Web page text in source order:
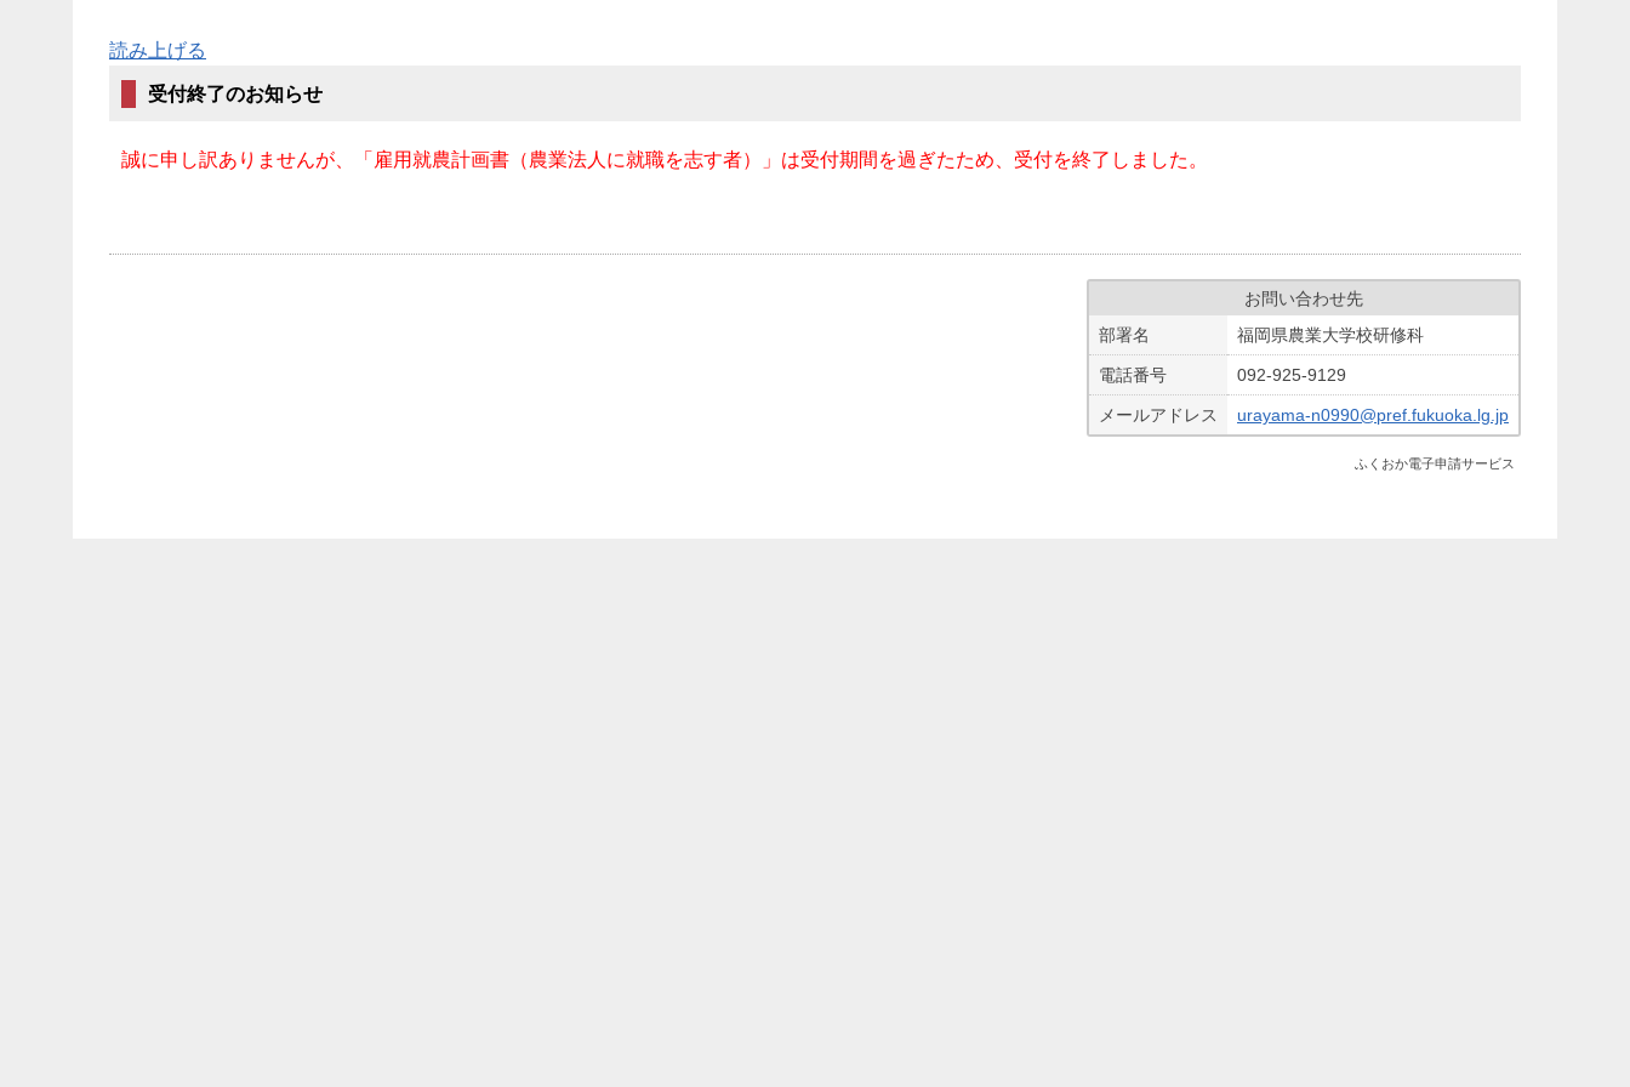
読み上げる
受付終了のお知らせ
誠に申し訳ありませんが、「雇用就農計画書（農業法人に就職を志す者）」は受付期間を過ぎたため、受付を終了しました。
お問い合わせ先
部署名
福岡県農業大学校研修科
電話番号 092-925-9129
メールアドレス urayama-n0990@pref.fukuoka.lg.jp
ふくおか電子申請サービス